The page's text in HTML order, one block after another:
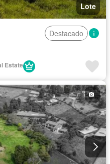
Lote
Destacado
Estate